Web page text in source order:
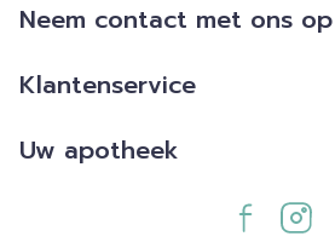
Neem contact met ons op
Klantenservice
Uw apotheek